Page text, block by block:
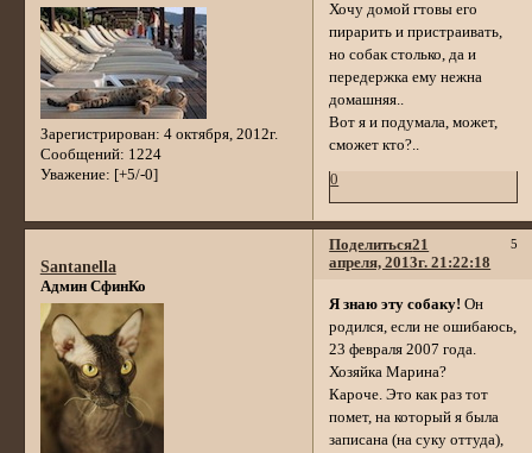
Зарегистрирован: 4 октября, 2012г.
Сообщений: 1224
Уважение: [+5/-0]
Хочу домой гтовы его
пирарить и пристраивать,
но собак столько, да и
передержка ему нежна
домашняя..
Вот я и подумала, может,
сможет кто?..
0
Поделиться 5
21
апреля, 2013г. 21:22:18
Santanella
Админ СфинКо
Я знаю эту собаку! Он
родился, если не ошибаюсь,
23 февраля 2007 года.
Хозяйка Марина?
Кароче. Это как раз тот
помет, на который я была
записана (на суку оттуда),